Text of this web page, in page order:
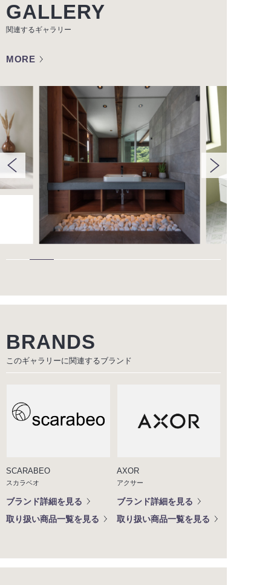
GALLERY
関連するギャラリー
MORE
BRANDS
このギャラリーに関連するブランド
SCARABEO
スカラベオ
ブランド詳細を見る
取り扱い商品一覧を見る
AXOR
アクサー
ブランド詳細を見る
取り扱い商品一覧を見る